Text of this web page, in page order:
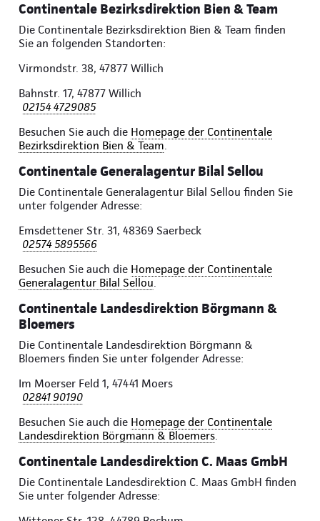
Continentale Bezirksdirektion Bien & Team
Die Continentale Bezirksdirektion Bien & Team finden
Sie an folgenden Standorten:
Virmondstr. 38, 47877 Willich
Bahnstr. 17, 47877 Willich
02154 4729085
Besuchen Sie auch die Homepage der Continentale
Bezirksdirektion Bien & Team.
Continentale Generalagentur Bilal Sellou
Die Continentale Generalagentur Bilal Sellou finden Sie
unter folgender Adresse:
Emsdettener Str. 31, 48369 Saerbeck
02574 5895566
Besuchen Sie auch die Homepage der Continentale
Generalagentur Bilal Sellou.
Continentale Landesdirektion Börgmann &
Bloemers
Die Continentale Landesdirektion Börgmann &
Bloemers finden Sie unter folgender Adresse:
Im Moerser Feld 1, 47441 Moers
02841 90190
Besuchen Sie auch die Homepage der Continentale
Landesdirektion Börgmann & Bloemers.
Continentale Landesdirektion C. Maas GmbH
Die Continentale Landesdirektion C. Maas GmbH finden
Sie unter folgender Adresse: